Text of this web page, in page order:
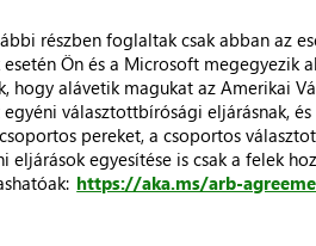
részben foglaltak csak abban az
Ön és a Microsoft
hogy alávetik magukat az Amerikai
választottbírósági eljárásnak,
pereket, a csoportos
egyesítése is csak a felek
https://aka.ms/arb-